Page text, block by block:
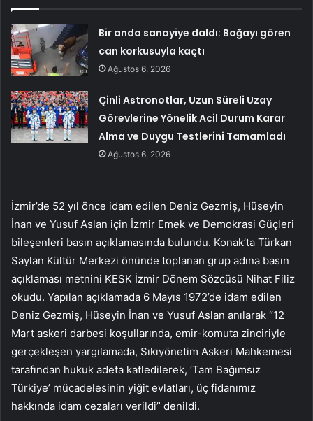
Bir anda sanayiye daldı: Boğayı gören
can korkusuyla kaçtı
Ağustos 6, 2026
Çinli Astronotlar, Uzun Süreli Uzay
Görevlerine Yönelik Acil Durum Karar
Alma ve Duygu Testlerini Tamamladı
Ağustos 6, 2026
İzmir’de 52 yıl önce idam edilen Deniz Gezmiş, Hüseyin
İnan ve Yusuf Aslan için İzmir Emek ve Demokrasi Güçleri
bileşenleri basın açıklamasında bulundu. Konak’ta Türkan
Saylan Kültür Merkezi önünde toplanan grup adına basın
açıklaması metnini KESK İzmir Dönem Sözcüsü Nihat Filiz
okudu. Yapılan açıklamada 6 Mayıs 1972’de idam edilen
Deniz Gezmiş, Hüseyin İnan ve Yusuf Aslan anılarak “12
Mart askeri darbesi koşullarında, emir-komuta zinciriyle
gerçekleşen yargılamada, Sıkıyönetim Askeri Mahkemesi
tarafından hukuk adeta katledilerek, ‘Tam Bağımsız
Türkiye’ mücadelesinin yiğit evlatları, üç fidanımız
hakkında idam cezaları verildi” denildi.